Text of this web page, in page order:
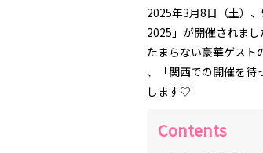
2025年3月8日（土）
2025」が開催されま
たまらない豪華ゲスト
、「関西での開催を待
します♡
Contents